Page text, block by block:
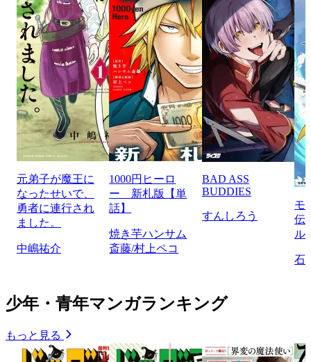
元弟子が魔王に
なったせいで、
勇者に連行され
ました。
中嶋祐介
1000円ヒーロ
ー 新札版【単
話】
焼き芋ハンサム
斎藤/村上ペコ
BAD ASS
BUDDIES
すんしろう
モ
伝
ル
石
少年・青年マンガランキング
もっと見る